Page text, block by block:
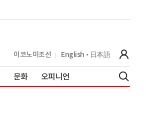
이코노미조선 English 日本語
문화 오피니언